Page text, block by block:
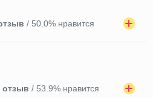
/ 50.0% нравится
отзыв / 53.9% нравится